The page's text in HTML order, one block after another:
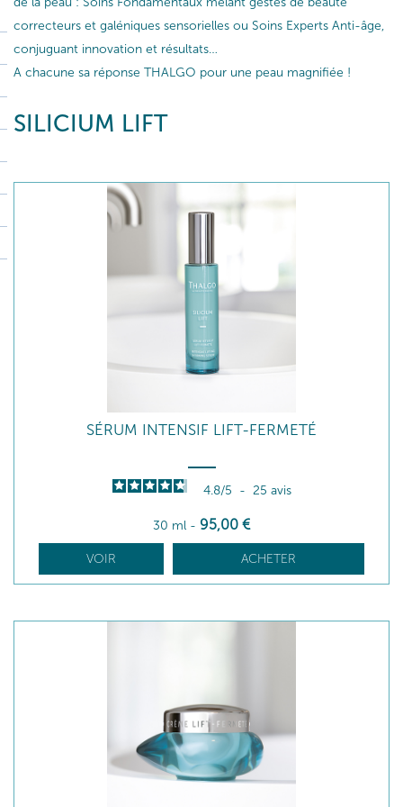
correcteurs et galéniques sensorielles ou Soins Experts Anti-âge,
conjuguant innovation et résultats…
A chacune sa réponse THALGO pour une peau magnifiée !
SILICIUM LIFT
SÉRUM INTENSIF LIFT-FERMETÉ
4.8/5 - 25 avis
30 ml - 95,00 €
VOIR ACHETER